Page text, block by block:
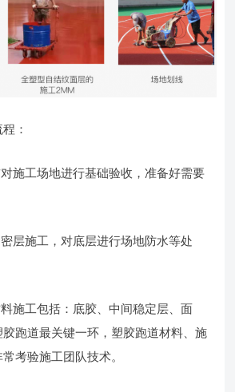
：
施工场地进行基础验收，准备好需要
层施工，对底层进行场地防水等处
施工包括：底胶、中间稳定层、面
跑道最关键一环，塑胶跑道材料、施
考验施工团队技术。